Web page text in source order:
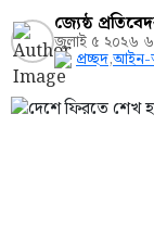
জ্যেষ্ঠ
জুলাই ৫ ২০২৬
প্রচ্ছদ,আইন-